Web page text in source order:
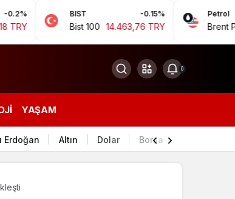
BIST
Bist 100 14.463,76 TRY
Petrol
Brent Petrol
0
YAŞAM
Erdoğan Altın Dolar Borsa